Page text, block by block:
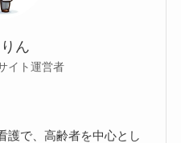
ん
イト運営者
護で、高齢者を中心とし